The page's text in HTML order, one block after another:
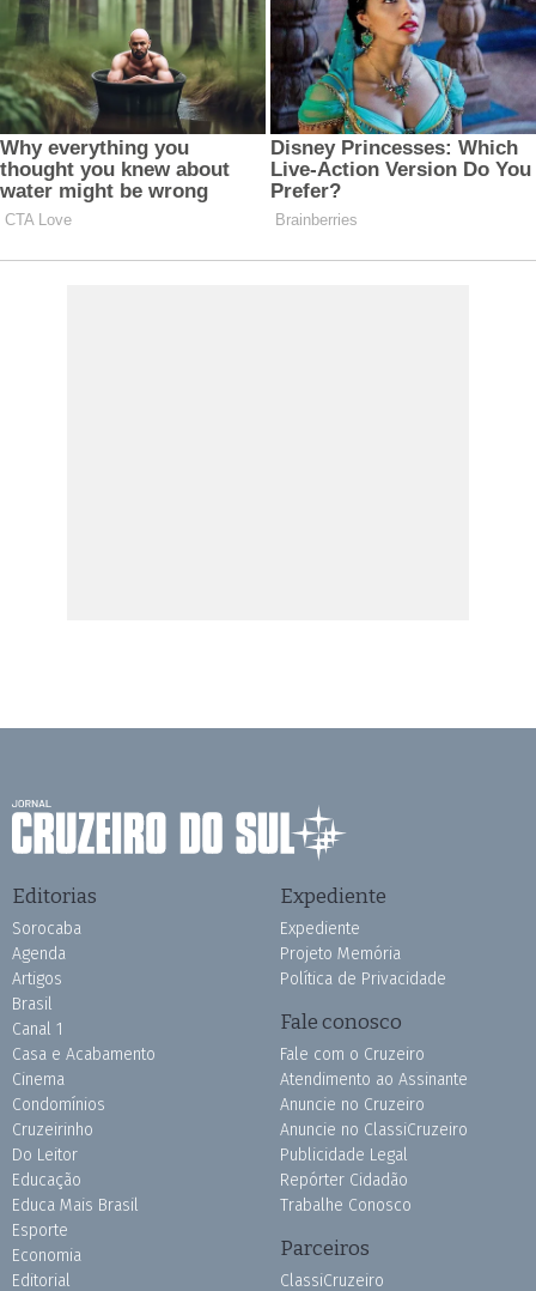
Editorias
Sorocaba
Agenda
Artigos
Brasil
Canal 1
Casa e Acabamento
Cinema
Condomínios
Cruzeirinho
Do Leitor
Educação
Educa Mais Brasil
Esporte
Economia
Editorial
Expediente
Expediente
Projeto Memória
Política de Privacidade
Fale conosco
Fale com o Cruzeiro
Atendimento ao Assinante
Anuncie no Cruzeiro
Anuncie no ClassiCruzeiro
Publicidade Legal
Repórter Cidadão
Trabalhe Conosco
Parceiros
ClassiCruzeiro